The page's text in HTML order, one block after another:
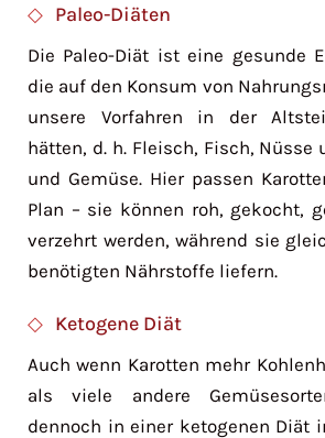
Paleo-Diäten
Die Paleo-Diät ist eine gesunde
die auf den Konsum von
unsere Vorfahren in der
hätten, d. h. Fleisch, Fisch, Nüsse
und Gemüse. Hier passen
Plan – sie können roh, gekocht,
verzehrt werden, während sie
benötigten Nährstoffe liefern.
Ketogene Diät
Auch wenn Karotten mehr
als viele andere
dennoch in einer ketogenen Diät